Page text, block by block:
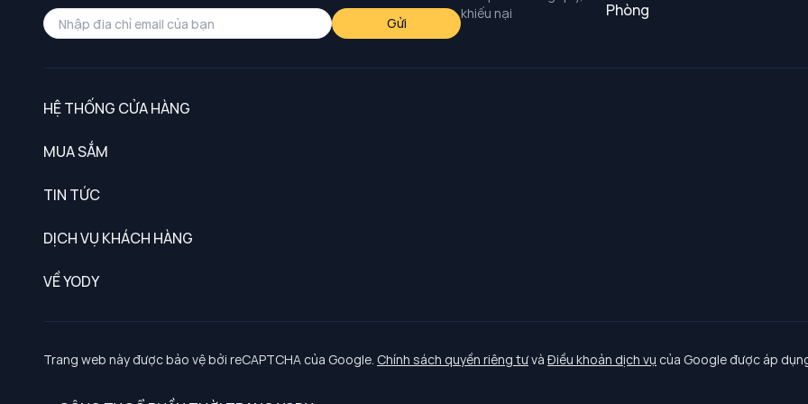
khiếu nại
Phòng
Gửi
HỆ THỐNG CỬA HÀNG
MUA SẮM
TIN TỨC
DỊCH VỤ KHÁCH HÀNG
Chính sách khách hàng thân thiết
Chính sách bảo vệ dữ liệu cá nhân
Chính sách thanh toán, giao nhận
VỀ YODY
Tuyển dụng
Trang web này được bảo vệ bởi reCAPTCHA của Google. Chính sách quyền riêng tưvà Điều khoản dịch vụ của Google được áp